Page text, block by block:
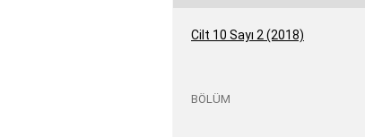
Cilt 10 Sayı 2 (2018)
BÖLÜM